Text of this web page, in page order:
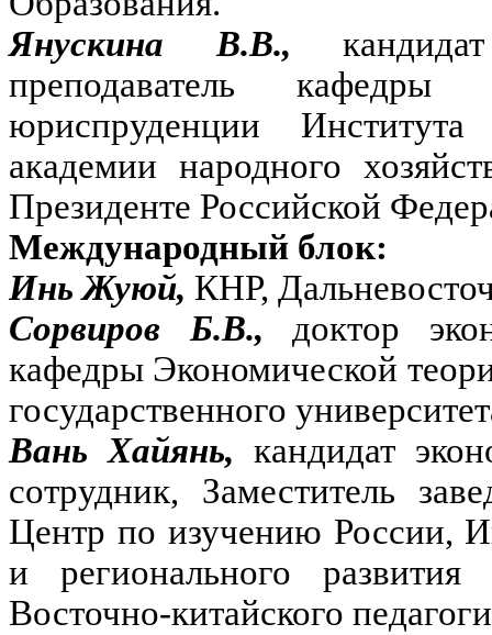
Янускина В.В.,
преподаватель кафедры
юриспруденции
академии народного
Президенте Российской
Международный блок:
Инь Жуюй, КНР,
Сорвиров Б.В., доктор
кафедры Экономической
государственного
Вань Хайянь, кандидат
сотрудник, Заместитель
Центр по изучению России,
и регионального
Восточно-китайского